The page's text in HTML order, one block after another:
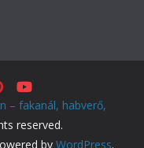
– fakanál, habverő,
reserved.
by WordPress.